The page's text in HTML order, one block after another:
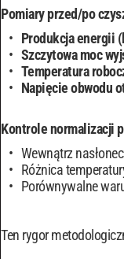
Pomiary przed/po
Produkcja energii
Szczytowa moc
Temperatura
Napięcie obwodu
Kontrole normalizacji
Wewnątrz
Różnica
Porównywalne
Ten rygor